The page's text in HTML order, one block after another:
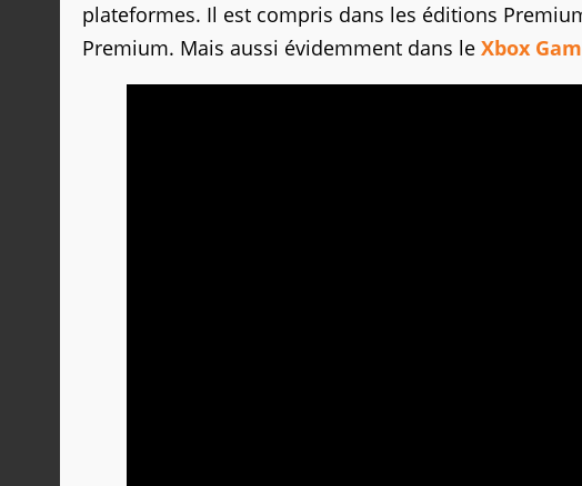
plateformes. Il est compris dans les éditions
Premium. Mais aussi évidemment dans le Xbox